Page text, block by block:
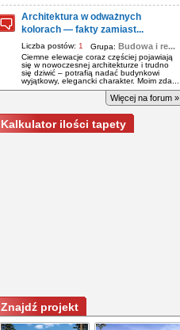
Architektura w odważnych
kolorach — fakty zamiast...
Liczba postów: 1 Grupa: Budowa i re...
Ciemne elewacje coraz częściej pojawiają
się w nowoczesnej architekturze i trudno
się dziwić – potrafią nadać budynkowi
wyjątkowy, elegancki charakter. Moim zda...
Więcej na forum »
Kalkulator ilości tapety
Znajdź projekt